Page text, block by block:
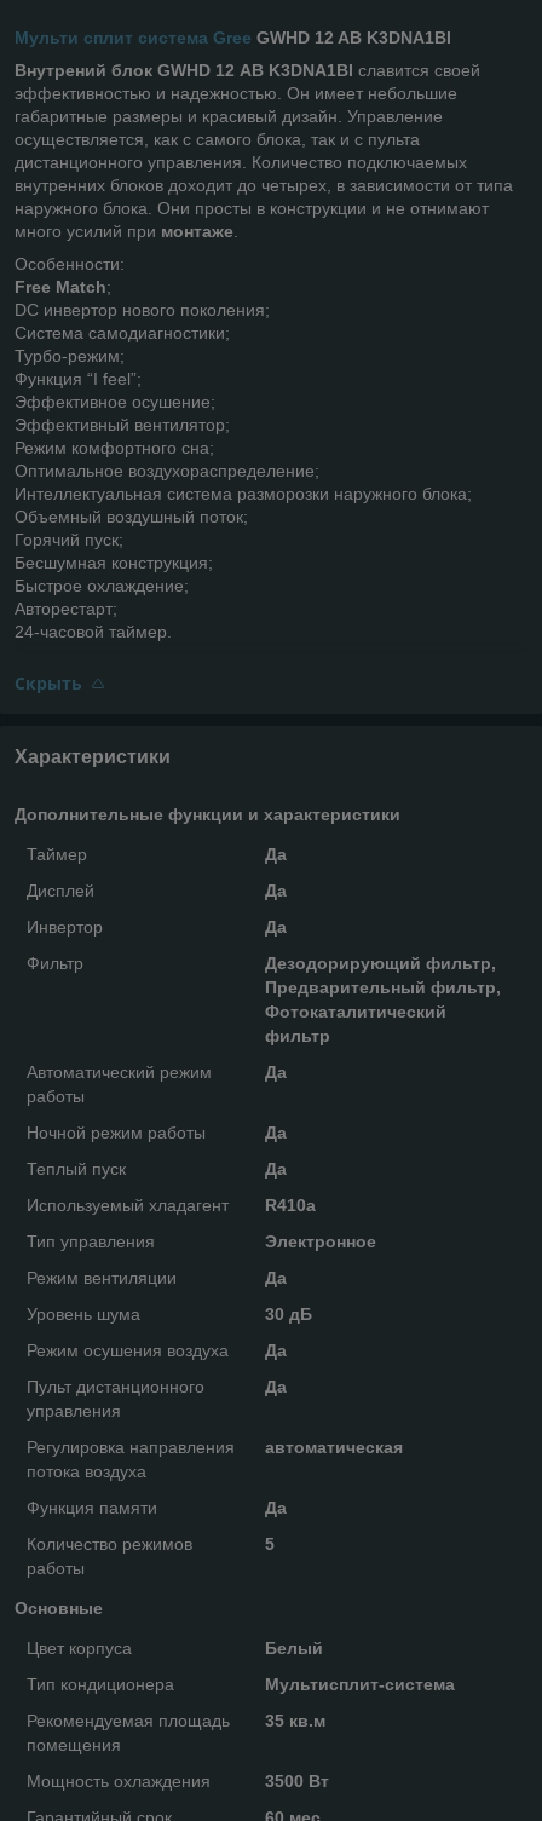
Мульти сплит система Gree GWHD 12 AB K3DNA1BI
Внутрений блок GWHD 12 AB K3DNA1BI славится своей
эффективностью и надежностью. Он имеет небольшие
габаритные размеры и красивый дизайн. Управление
осуществляется, как с самого блока, так и с пульта
дистанционного управления. Количество подключаемых
внутренних блоков доходит до четырех, в зависимости от типа
наружного блока. Они просты в конструкции и не отнимают
много усилий при монтаже
Особенности:
Free Match;
DC инвертор нового поколения;
Система самодиагностики;
Турбо-режим;
Функция “I feel”;
Эффективное осушение;
Эффективный вентилятор;
Режим комфортного сна;
Оптимальное воздухораспределение;
Интеллектуальная система разморозки наружного блока;
Объемный воздушный поток;
Горячий пуск;
Бесшумная конструкция;
Быстрое охлаждение;
Авторестарт;
24-часовой таймер.
Скрыть
Характеристики
Дополнительные функции и характеристики
Таймер
Да
Дисплей
Да
Инвертор
Да
Фильтр
Дезодорирующий фильтр,
Предварительный фильтр,
Фотокаталитический
фильтр
Автоматический режим
работы
Да
Ночной режим работы
Да
Теплый пуск
Да
Используемый хладагент
R410a
Тип управления
Электронное
Режим вентиляции
Да
Уровень шума
30 дБ
Режим осушения воздуха
Да
Пульт дистанционного
управления
Да
Регулировка направления
потока воздуха
автоматическая
Функция памяти
Да
Количество режимов
работы
5
Основные
Цвет корпуса
Белый
Тип кондиционера
Мультисплит-система
Рекомендуемая площадь
помещения
35 кв.м
Мощность охлаждения
3500 Вт
Гарантийный срок
60 мес